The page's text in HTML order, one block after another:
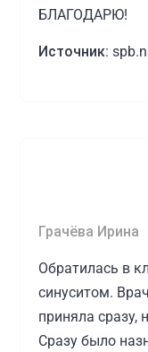
БЛАГОДАРЮ!
Источник:
Грачёва Ирина
Обратилась в
синуситом.
приняла сразу,
Сразу было